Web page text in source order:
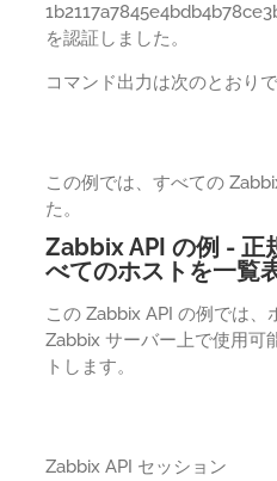
を認証しました。
コマンド出力は次のとおりで
この例では、すべての
た。
Zabbix API の例 - 正
べてのホストを一覧
この Zabbix API の例では、
Zabbix サーバー上で使用可
トします。
Zabbix API セッション